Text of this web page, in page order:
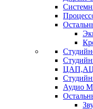
Аудио